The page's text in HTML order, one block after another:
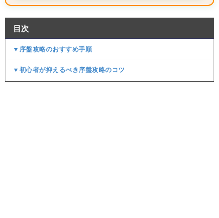
目次
▼序盤攻略のおすすめ手順
▼初心者が抑えるべき序盤攻略のコツ